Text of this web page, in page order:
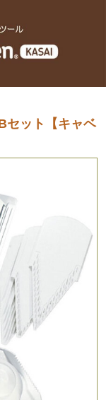
セット【キャベ